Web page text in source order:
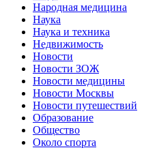
Народная медицина
Наука
Наука и техника
Недвижимость
Новости
Новости ЗОЖ
Новости медицины
Новости Москвы
Новости путешествий
Образование
Общество
Около спорта